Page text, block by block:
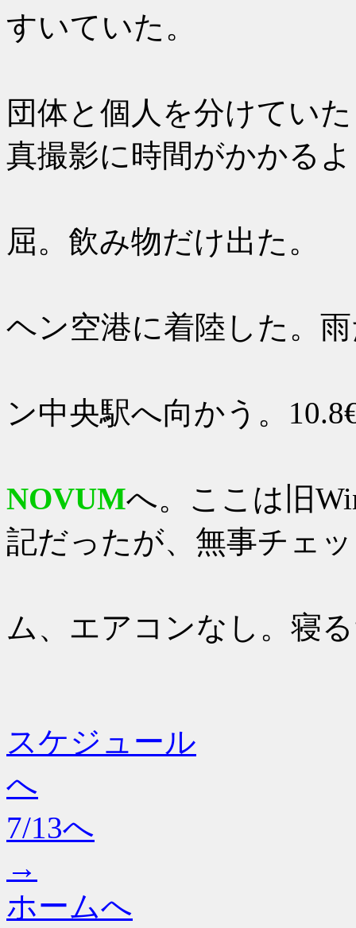
すいていた。
団体と個人を分けてい
真撮影に時間がかかる
屈。飲み物だけ出た。
ヘン空港に着陸した。
ン中央駅へ向かう。
NOVUMへ。ここは旧
記だったが、無事チェ
ム、エアコンなし。寝
スケジュール
へ
7/13へ
→
ホームへ